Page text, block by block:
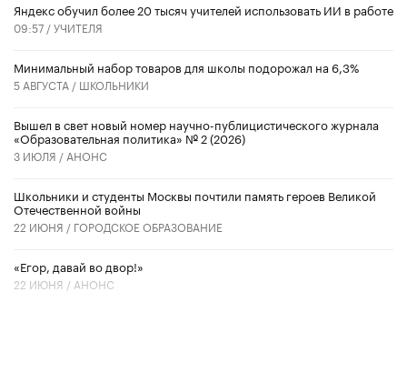
​Яндекс обучил более 20 тысяч учителей использовать ИИ в работе
09:57 /УЧИТЕЛЯ
Минимальный набор товаров для школы подорожал на 6,3%
5 АВГУСТА / ШКОЛЬНИКИ
Вышел в свет новый номер научно-публицистического журнала
«Образовательная политика» № 2 (2026)
3 ИЮЛЯ / АНОНС
Школьники и студенты Москвы почтили память героев Великой
Отечественной войны
22 ИЮНЯ / ГОРОДСКОЕ ОБРАЗОВАНИЕ
«Егор, давай во двор!»
22 ИЮНЯ / АНОНС